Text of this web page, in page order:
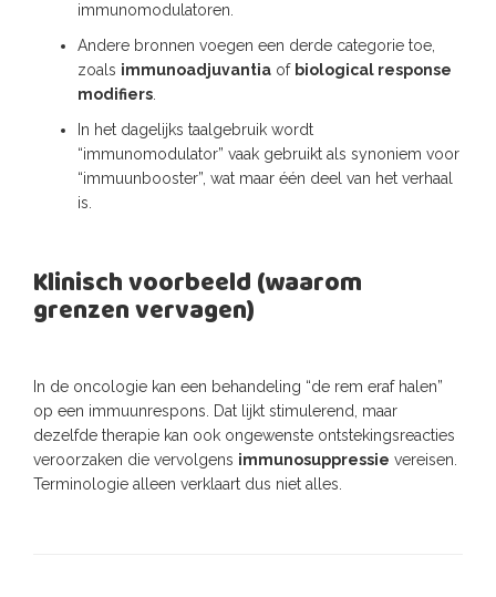
immunomodulatoren.
Andere bronnen voegen een derde categorie toe,
zoals immunoadjuvantia of biological response
modifiers
In het dagelijks taalgebruik wordt
“immunomodulator” vaak gebruikt als synoniem voor
“immuunbooster”, wat maar één deel van het verhaal
is.
Klinisch voorbeeld (waarom
grenzen vervagen)
In de oncologie kan een behandeling “de rem eraf halen”
op een immuunrespons. Dat lijkt stimulerend, maar
dezelfde therapie kan ook ongewenste ontstekingsreacties
veroorzaken die vervolgens immunosuppressie vereisen.
Terminologie alleen verklaart dus niet alles.